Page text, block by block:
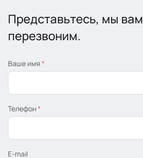
Представьтесь, мы вам
перезвоним.
Ваше имя *
Телефон*
E-mail